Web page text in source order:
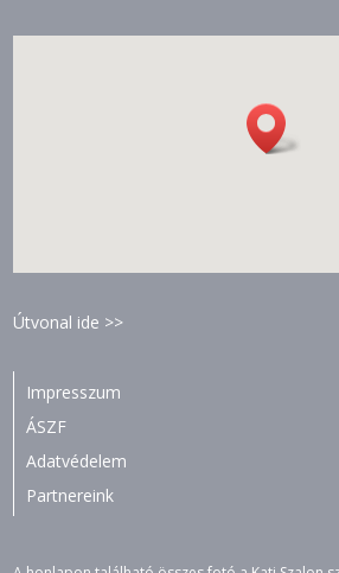
Útvonal ide >>
Impresszum
ÁSZF
Adatvédelem
Partnereink